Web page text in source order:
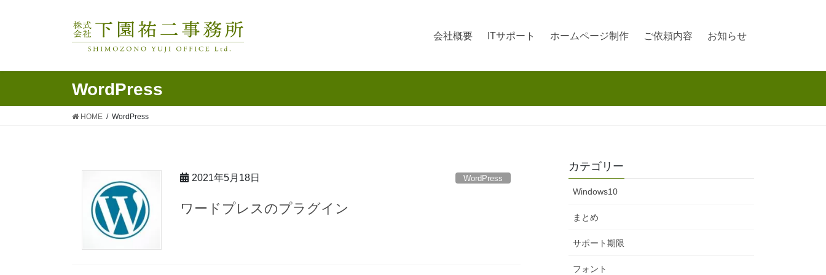
会社概要 ITサポート ホームページ制作 ご依頼内容 お知らせ
WordPress
HOME WordPress
2021年5月18日 WordPress
ワードプレスのプラグイン
カテゴリー
Windows10
まとめ
サポート期限
フォント